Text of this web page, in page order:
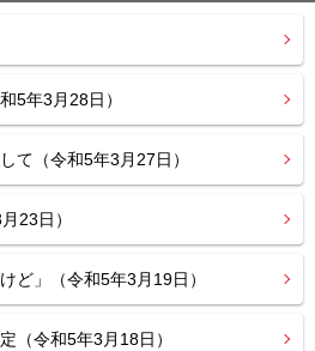
5年3月28日）
て（令和5年3月27日）
23日）
ど」（令和5年3月19日）
（令和5年3月18日）